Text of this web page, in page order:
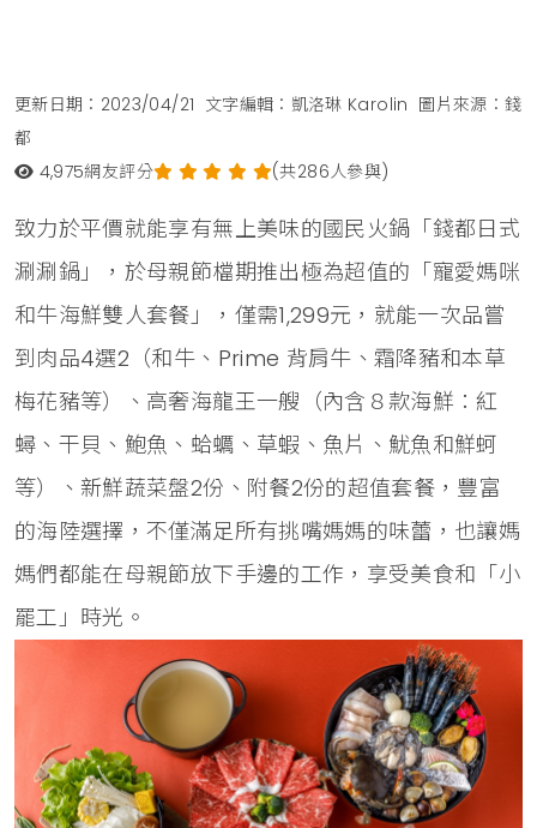
更新日期：2023/04/21 文字編輯：凱洛琳 Karolin 圖片來源：錢
都
4,975網友評分 (共286人參與)
致力於平價就能享有無上美味的國民火鍋「錢都日式
涮涮鍋」，於母親節檔期推出極為超值的「寵愛媽咪
和牛海鮮雙人套餐」，僅需1,299元，就能一次品嘗
到肉品4選2（和牛、Prime 背肩牛、霜降豬和本草
梅花豬等）、高奢海龍王一艘（內含８款海鮮：紅
蟳、干貝、鮑魚、蛤蠣、草蝦、魚片、魷魚和鮮蚵
等）、新鮮蔬菜盤2份、附餐2份的超值套餐，豐富
的海陸選擇，不僅滿足所有挑嘴媽媽的味蕾，也讓媽
媽們都能在母親節放下手邊的工作，享受美食和「小
罷工」時光。